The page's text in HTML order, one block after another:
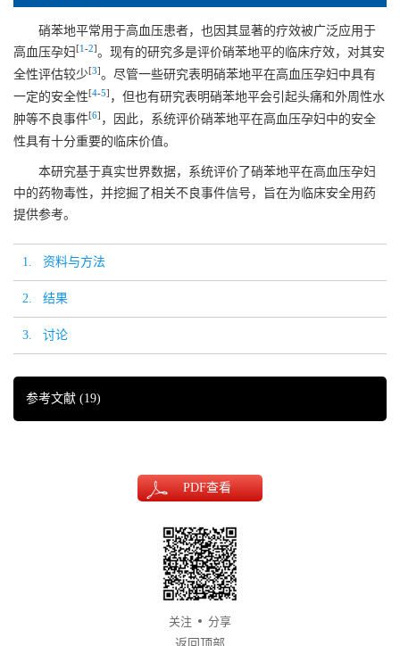
硝苯地平常用于高血压患者，也因其显著的疗效被广泛应用于
高血压孕妇 [1 -2]。现有的研究多是评价硝苯地平的临床疗效，对其安
全性评估较少[3]。尽管一些研究表明硝苯地平在高血压孕妇中具有
一定的安全性[4-5] ，但也有研究表明硝苯地平会引起头痛和外周性水
肿等不良事件[6] ，因此，系统评价硝苯地平在高血压孕妇中的安全
性具有十分重要的临床价值。
本研究基于真实世界数据，系统评价了硝苯地平在高血压孕妇
中的药物毒性，并挖掘了相关不良事件信号，旨在为临床安全用药
提供参考。
1. 资料与方法
2. 结果
3. 讨论
参考文献 (19)
PDF查看
关注
分享